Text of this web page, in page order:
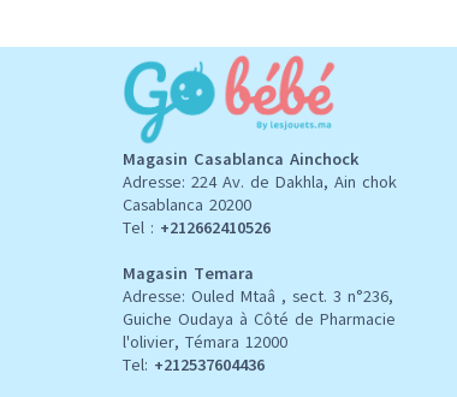
Magasin Casablanca Ainchock
Adresse: 224 Av. de Dakhla, Ain chok
Casablanca 20200
Tel : +212662410526
Magasin Temara
Adresse: Ouled Mtaâ , sect. 3 n°236,
Guiche Oudaya à Côté de Pharmacie
l'olivier, Témara 12000
Tel: +212537604436